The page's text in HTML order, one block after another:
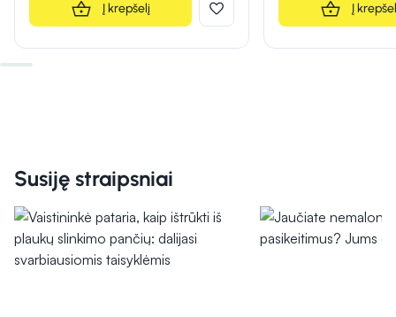
Į krepšelį Į
Susiję straipsniai